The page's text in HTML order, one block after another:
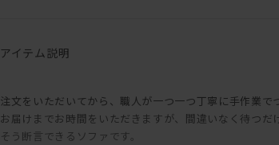
アイテム説明
注文をいただいてから、職人が一つ一つ丁寧に手作業で
お届けまでお時間をいただきますが、間違いなく待つだ
そう断言できるソファです。